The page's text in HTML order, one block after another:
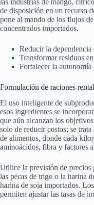
de disposición en un recurso
pone al mando de los flujos
concentrados importados.
Reducir la
Transformar residuos
Fortalecer la
Formulación de raciones
El uso inteligente de
esos ingredientes se
que aún alcanzan los
solo de reducir costos; se
de alimentos, donde cada
aminoácidos, fibra y factores
Utilice la previsión de precios
las pecas de trigo o la harina
harina de soja importados.
permiten ajustar las tasas de